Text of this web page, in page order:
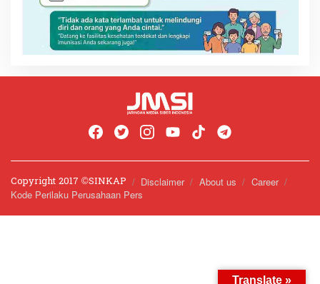
Copyright 2017 ©️SINKAP Disclaimer About us
Career
Kode Perilaku Perusahaan Pers
Translate »